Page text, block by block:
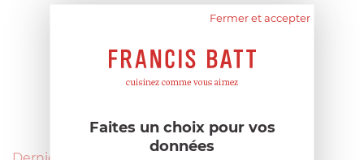
Fermer et accepter
Faites un choix pour vos
données